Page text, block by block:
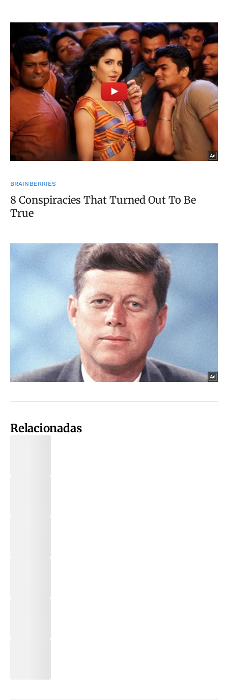
Relacionadas